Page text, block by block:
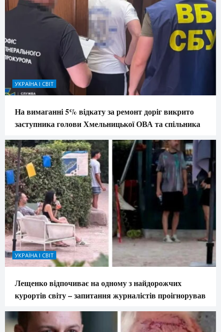
УКРАЇНА І СВІТ
На вимаганні 5% відкату за ремонт доріг викрито
заступника голови Хмельницької ОВА та спільника
УКРАЇНА І СВІТ
Лещенко відпочиває на одному з найдорожчих
курортів світу – запитання журналістів проігнорував